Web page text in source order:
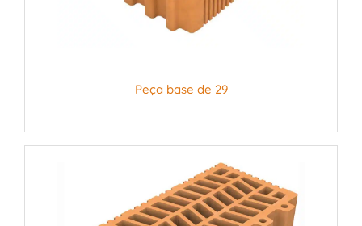
Peça base de 29